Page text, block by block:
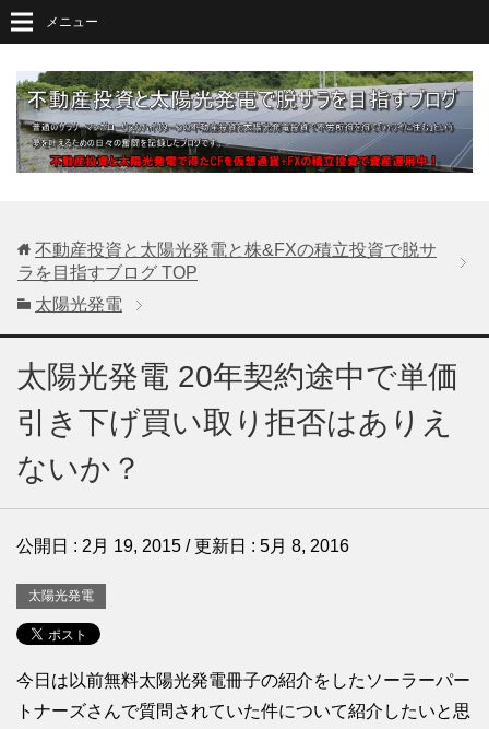
メニュー
不動産投資と太陽光発電と株&FXの積立投資で脱サ
ラを目指すブログ TOP
太陽光発電
太陽光発電 20年契約途中で単価
引き下げ買い取り拒否はありえ
ないか？
公開日 : 2月 19, 2015 / 更新日 : 5月 8, 2016
太陽光発電
今日は以前無料太陽光発電冊子の紹介をしたソーラーパー
トナーズさんで質問されていた件について紹介したいと思